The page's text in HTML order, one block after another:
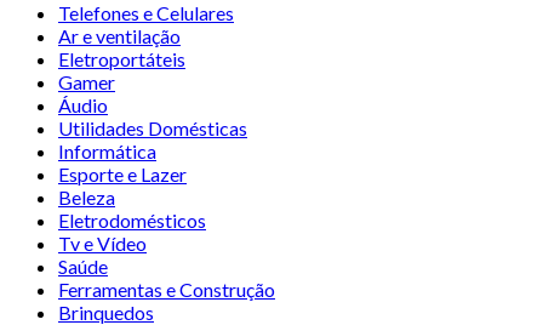
Telefones e Celulares
Ar e ventilação
Eletroportáteis
Gamer
Áudio
Utilidades Domésticas
Informática
Esporte e Lazer
Beleza
Eletrodomésticos
Tv e Vídeo
Saúde
Ferramentas e Construção
Brinquedos